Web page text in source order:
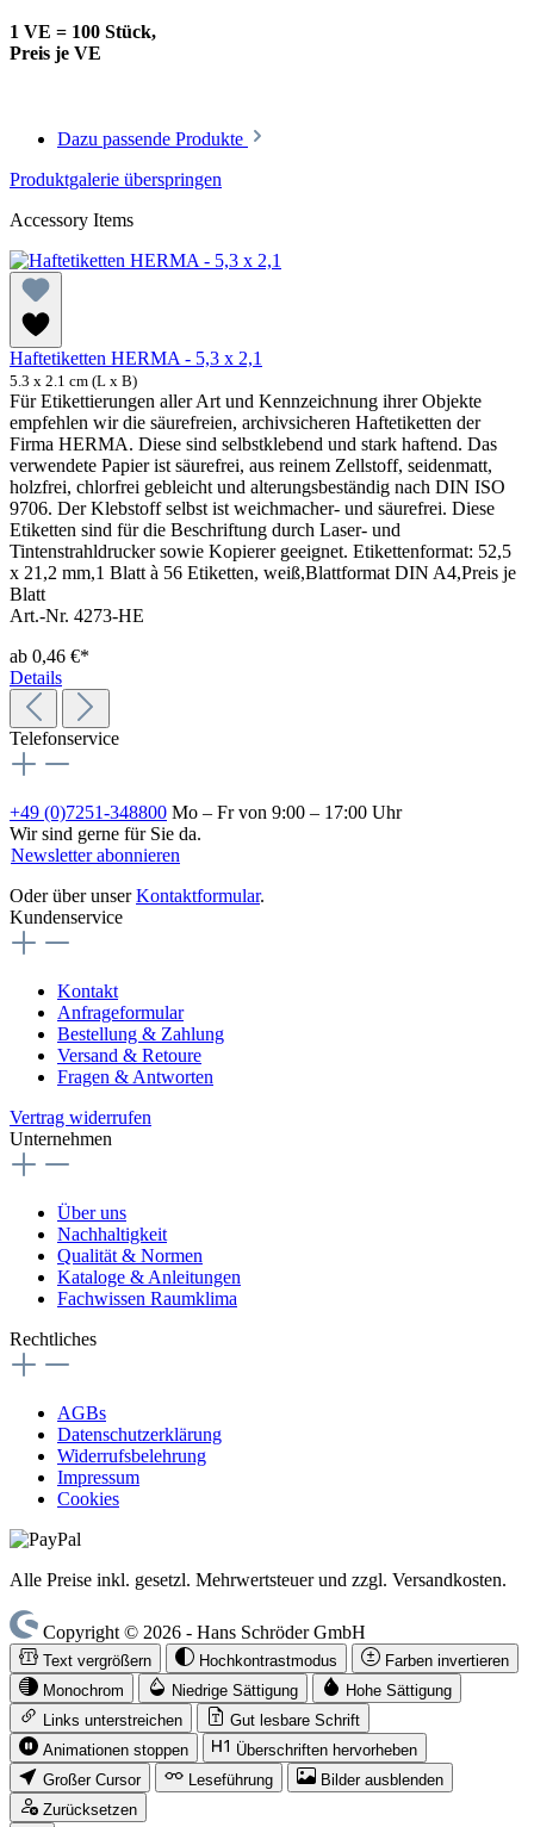
1 VE = 100 Stück,
Preis je VE
Dazu passende Produkte
Produktgalerie überspringen
Accessory Items
Haftetiketten HERMA - 5,3 x 2,1
5.3 x 2.1 cm (L x B)
Für Etikettierungen aller Art und Kennzeichnung ihrer Objekte
empfehlen wir die säurefreien, archivsicheren Haftetiketten der
Firma HERMA. Diese sind selbstklebend und stark haftend. Das
verwendete Papier ist säurefrei, aus reinem Zellstoff, seidenmatt,
holzfrei, chlorfrei gebleicht und alterungsbeständig nach DIN ISO
9706. Der Klebstoff selbst ist weichmacher- und säurefrei. Diese
Etiketten sind für die Beschriftung durch Laser- und
Tintenstrahldrucker sowie Kopierer geeignet. Etikettenformat: 52,5
x 21,2 mm,1 Blatt à 56 Etiketten, weiß,Blattformat DIN A4,Preis je
Blatt
Art.-Nr. 4273-HE
ab 0,46 €*
Details
Telefonservice
+49 (0)7251-348800 Mo – Fr von 9:00 – 17:00 Uhr
Wir sind gerne für Sie da.
Newsletter abonnieren
Oder über unserKontaktformular.
Kundenservice
Kontakt
Anfrageformular
Bestellung & Zahlung
Versand & Retoure
Fragen & Antworten
Vertrag widerrufen
Unternehmen
Über uns
Nachhaltigkeit
Qualität & Normen
Kataloge & Anleitungen
Fachwissen Raumklima
Rechtliches
AGBs
Datenschutzerklärung
Widerrufsbelehrung
Impressum
Cookies
Alle Preise inkl. gesetzl. Mehrwertsteuer und zzgl. Versandkosten.
Copyright © 2026 - Hans Schröder GmbH
Text vergrößern Hochkontrastmodus
Farben invertieren
Monochrom
Niedrige Sättigung
Hohe Sättigung
Links unterstreichen
Gut lesbare Schrift
Animationen stoppen
Überschriften hervorheben
Großer Cursor
Leseführung
Bilder ausblenden
Zurücksetzen